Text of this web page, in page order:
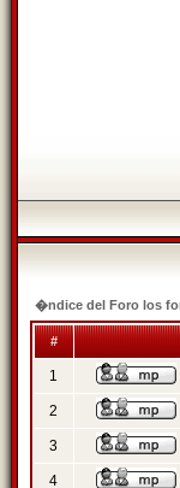
�ndice del Foro los
#
1
2
3
4